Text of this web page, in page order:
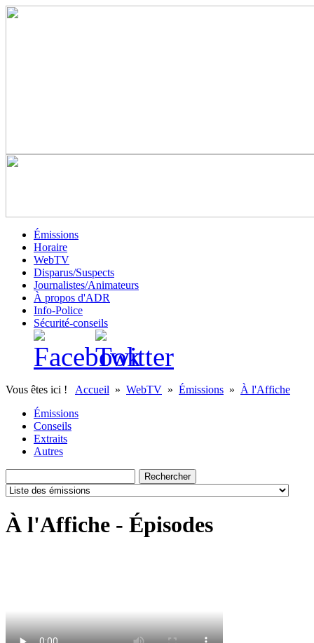
Émissions
Horaire
WebTV
Disparus/Suspects
Journalistes/Animateurs
À propos d'ADR
Info-Police
Sécurité-conseils
Vous êtes ici ! Accueil » WebTV » Émissions » À l'Affiche
Émissions
Conseils
Extraits
Autres
À l'Affiche - Épisodes